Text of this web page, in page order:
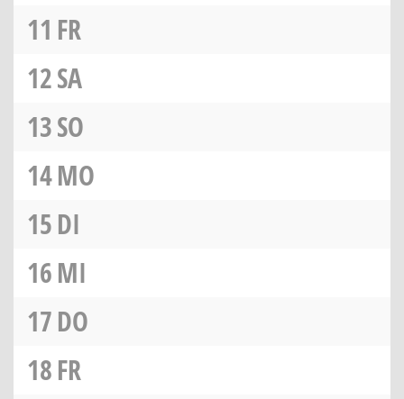
11 FR
12SA
13SO
14MO
15DI
16MI
17DO
18FR